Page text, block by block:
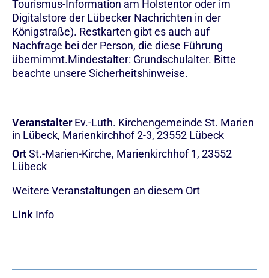
Tourismus-Information am Holstentor oder im
Digitalstore der Lübecker Nachrichten in der
Königstraße). Restkarten gibt es auch auf
Nachfrage bei der Person, die diese Führung
übernimmt.Mindestalter: Grundschulalter. Bitte
beachte unsere Sicherheitshinweise.
Veranstalter Ev.-Luth. Kirchengemeinde St. Marien
in Lübeck, Marienkirchhof 2-3, 23552 Lübeck
OrtSt.-Marien-Kirche, Marienkirchhof 1, 23552
Lübeck
Weitere Veranstaltungen an diesem Ort
Link Info